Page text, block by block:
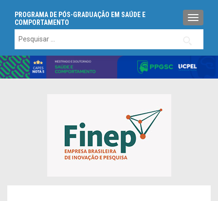
PROGRAMA DE PÓS-GRADUAÇÃO EM SAÚDE E
COMPORTAMENTO
por: